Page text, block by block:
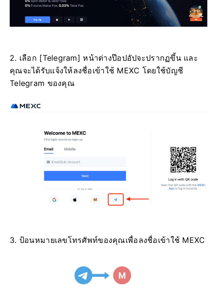
2. เลือก [Telegram] หน้าต่างป๊อปอัปจะปรากฏขึ้น และ
คุณจะได้รับแจ้งให้ลงชื่อเข้าใช้ MEXC โดยใช้บัญชี
Telegram ของคุณ
3. ป้อนหมายเลขโทรศัพท์ของคุณเพื่อลงชื่อเข้าใช้ MEXC